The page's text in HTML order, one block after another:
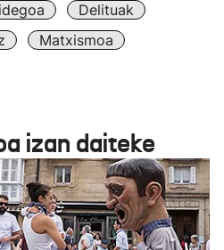
Delituak
Matxismoa
izan daiteke